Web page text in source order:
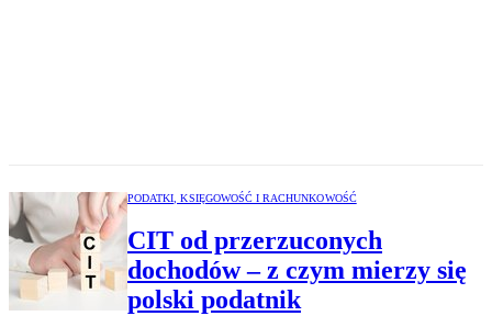
PODATKI, KSIĘGOWOŚĆ I RACHUNKOWOŚĆ
CIT od przerzuconych
dochodów – z czym mierzy się
polski podatnik